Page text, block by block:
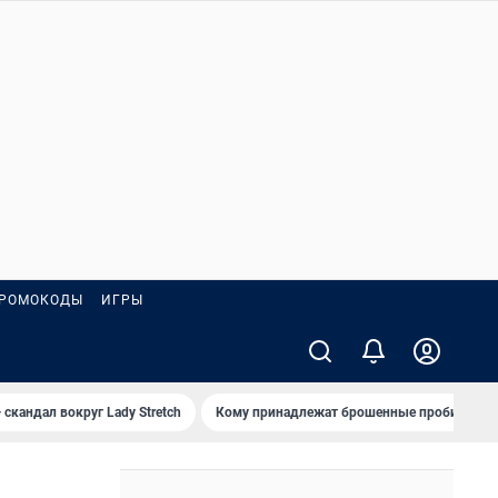
ИГРЫ
вокруг Lady Stretch Кому принадлежат брошенные пробирки?